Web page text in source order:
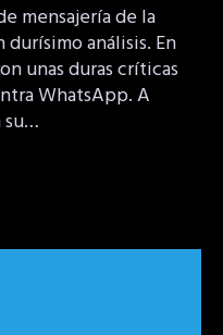
mensajería de la
análisis. En
unas duras críticas
WhatsApp. A
su…